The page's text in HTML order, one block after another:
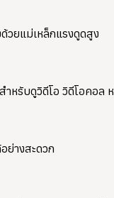
วยแม่เหล็กแรงดูดสูง
สำหรับดูวิดีโอ วิดีโอคอ
ย่างสะดวก